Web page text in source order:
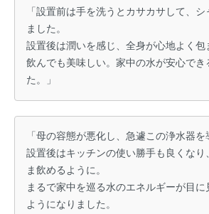
「設置前は手を洗うとカサカサして、
ました。
設置後は潤いを感じ、全身が心地よく包
飲んでも美味しい。家中の水が安心でき
た。」
「母の容態が悪化し、急遽この浄水器を
設置後はキッチンの使い勝手も良くなり
ま飲めるように。
まるで家中を巡る水のエネルギーが目に
ようになりました。